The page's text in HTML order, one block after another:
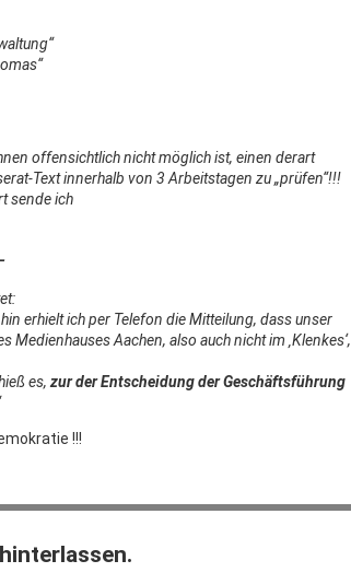
offensichtlich nicht möglich ist, einen derart
Text innerhalb von 3 Arbeitstagen zu „prüfen“!!!
sende ich
erhielt ich per Telefon die Mitteilung, dass unser
Aachen, also auch nicht im ‚Klenkes‘,
es,zur der Entscheidung der Geschäftsführung
!!!